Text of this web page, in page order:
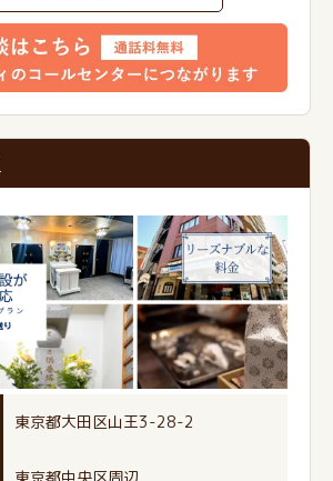
東京都大田区山王3-28-2